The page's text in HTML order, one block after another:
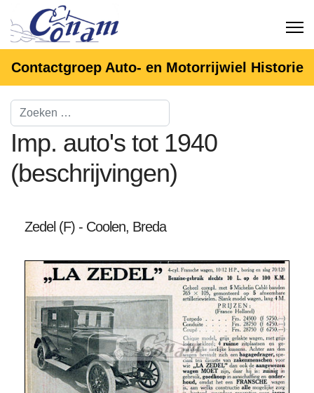
Contactgroep Auto- en Motorrijwiel Historie
Imp. auto's tot 1940
(beschrijvingen)
Zedel (F) - Coolen, Breda